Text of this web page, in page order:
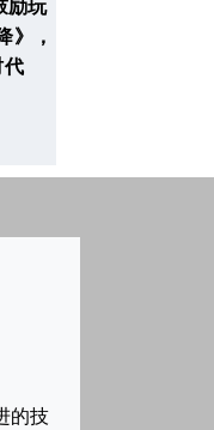
励玩
》，
代
的技